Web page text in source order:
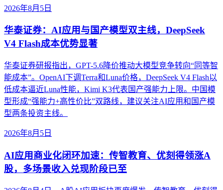
2026年8月5日
华泰证券：AI应用与国产模型双主线，DeepSeek
V4 Flash成本优势显著
华泰证券研报指出，GPT-5.6降价推动大模型竞争转向“同等智
能成本”。OpenAI下调Terra和Luna价格，DeepSeek V4 Flash以
低成本逼近Luna性能，Kimi K3代表国产强能力上限。中国模
型形成“强能力+高性价比”双路线，建议关注AI应用和国产模
型两条投资主线。
2026年8月5日
AI应用商业化闭环加速：传智教育、优刻得领涨A
股，多场景收入兑现阶段已至